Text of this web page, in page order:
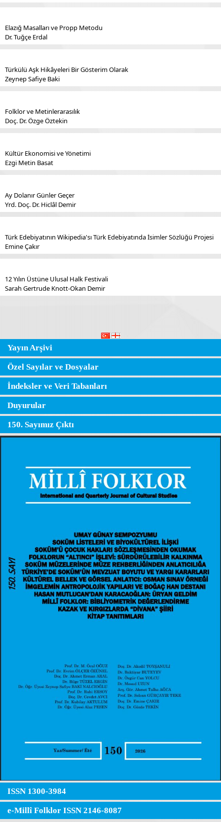
Elazığ Masalları ve Propp Metodu
Dr. Tuğçe Erdal
Türkülü Aşk Hikâyeleri Bir Gösterim Olarak
Zeynep Safiye Baki
Folklor ve Metinlerarasılık
Doç. Dr. Özge Öztekin
Kültür Ekonomisi ve Yönetimi
Ezgi Metin Basat
Ay Dolanır Günler Geçer
Yrd. Doç. Dr. Hiclâl Demir
Türk Edebiyatının Wikipedia'sı Türk Edebiyatında İsimler Sözlüğü Projesi
Emine Çakır
12 Yılın Üstüne Ulusal Halk Festivali
Sarah Gertrude Knott-Okan Demir
Yayın Arşivi
Özel Sayılar ve Dosyalar
İndeksler ve Veri Tabanları
Duyurular
150. Sayımız Çıktı
ISSN 1300-3984
e-Millî Folklor ISSN 2146-8087